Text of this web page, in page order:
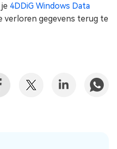
4DDiG Windows Data
verloren gegevens terug te